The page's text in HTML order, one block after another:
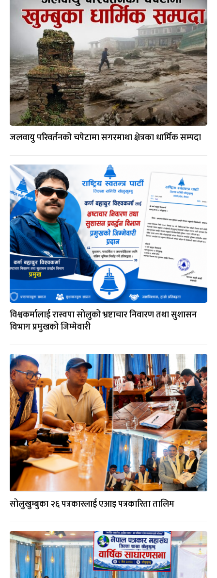
जलवायु परिवर्तनको चपेटामा सगरमाथा क्षेत्रका धार्मिक सम्पदा
विश्वकर्मालाई रास्वपा सोलुको भ्रष्टाचार निवारण तथा सुशासन
विभाग प्रमुखको जिम्मेवारी
सोलुखुम्बुका २६ पत्रकारलाई एआइ पत्रकारिता तालिम